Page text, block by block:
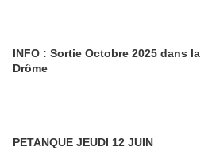
INFO : Sortie Octobre 2025 dans la
Drôme
PETANQUE JEUDI 12 JUIN